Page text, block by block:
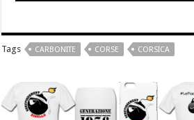
Tags CARBONITE CORSE CORSICA